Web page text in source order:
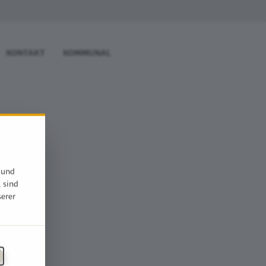
KONTAKT KOMMUNAL
sind